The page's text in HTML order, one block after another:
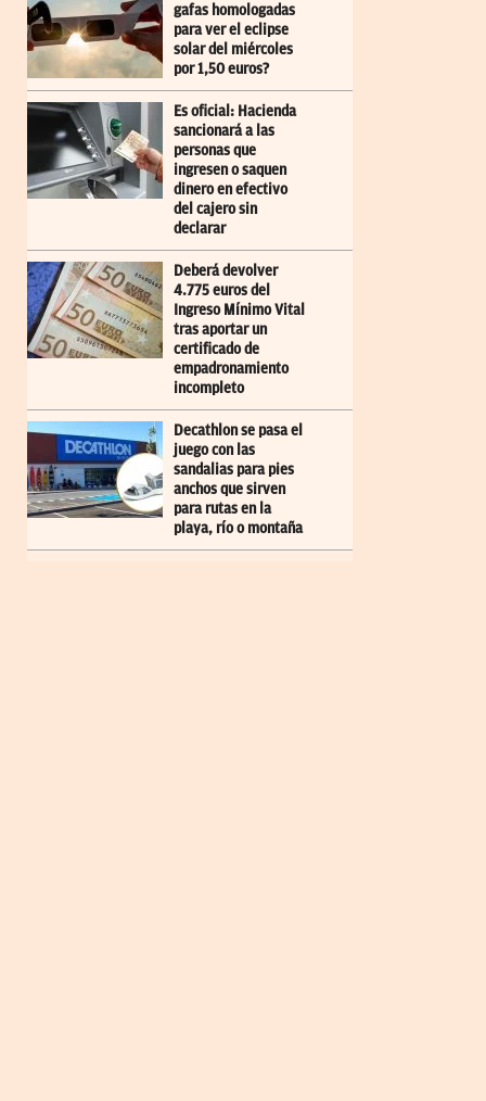
gafas homologadas
para ver el eclipse
solar del miércoles
por 1,50 euros?
Es oficial: Hacienda
sancionará a las
personas que
ingresen o saquen
dinero en efectivo
del cajero sin
declarar
Deberá devolver
4.775 euros del
Ingreso Mínimo Vital
tras aportar un
certificado de
empadronamiento
incompleto
Decathlon se pasa el
juego con las
sandalias para pies
anchos que sirven
para rutas en la
playa, río o montaña